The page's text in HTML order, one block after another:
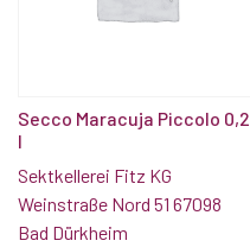
Secco Maracuja Piccolo 0,2
l
Sektkellerei Fitz KG
Weinstraße Nord 51 67098
Bad Dürkheim